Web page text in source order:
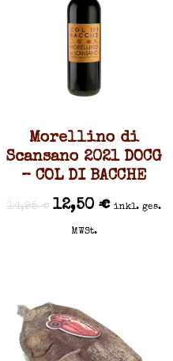
Morellino di
Scansano 2021 DOCG
– COL DI BACCHE
14,95€ 12,50 € inkl. ges.
MWSt.